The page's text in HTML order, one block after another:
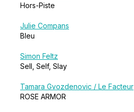
Hors-Piste
Julie Compans
Bleu
Simon Feltz
Sell, Self, Slay
Tamara Gvozdenovic / Le Facteur
ROSE ARMOR